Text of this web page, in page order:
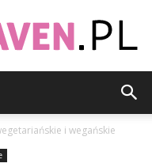
i wegańskie